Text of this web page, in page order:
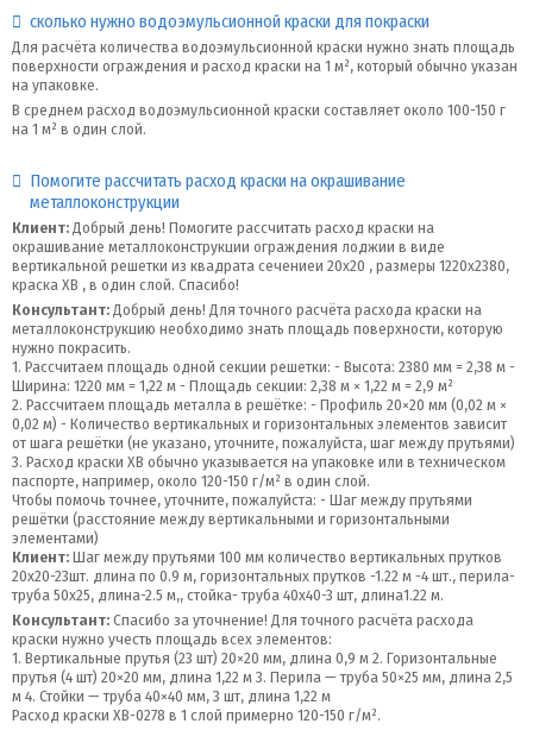
сколько нужно водоэмульсионной краски для покраски
Для расчёта количества водоэмульсионной краски нужно знать площадь
поверхности ограждения и расход краски на 1 м², который обычно указан
на упаковке.
В среднем расход водоэмульсионной краски составляет около 100-150 г
на 1 м² в один слой.
Помогите рассчитать расход краски на окрашивание
металлоконструкции
Клиент:Добрый день! Помогите рассчитать расход краски на
окрашивание металлоконструкции ограждения лоджии в виде
вертикальной решетки из квадрата сечениеи 20х20 , размеры 1220х2380,
краска ХВ , в один слой. Спасибо!
Консультант:Добрый день! Для точного расчёта расхода краски на
металлоконструкцию необходимо знать площадь поверхности, которую
нужно покрасить.
1. Рассчитаем площадь одной секции решетки: - Высота: 2380 мм = 2,38 м -
Ширина: 1220 мм = 1,22 м - Площадь секции: 2,38 м × 1,22 м = 2,9 м²
2. Рассчитаем площадь металла в решётке: - Профиль 20×20 мм (0,02 м ×
0,02 м) - Количество вертикальных и горизонтальных элементов зависит
от шага решётки (не указано, уточните, пожалуйста, шаг между прутьями)
3. Расход краски ХВ обычно указывается на упаковке или в техническом
паспорте, например, около 120-150 г/м² в один слой.
Чтобы помочь точнее, уточните, пожалуйста: - Шаг между прутьями
решётки (расстояние между вертикальными и горизонтальными
элементами)
Клиент:Шаг между прутьями 100 мм количество вертикальных прутков
20х20-23шт. длина по 0.9 м, горизонтальных прутков -1.22 м -4 шт., перила-
труба 50х25, длина-2.5 м,, стойка- труба 40х40-3 шт, длина1.22 м.
Консультант:Спасибо за уточнение! Для точного расчёта расхода
краски нужно учесть площадь всех элементов:
1. Вертикальные прутья (23 шт) 20×20 мм, длина 0,9 м 2. Горизонтальные
прутья (4 шт) 20×20 мм, длина 1,22 м 3. Перила — труба 50×25 мм, длина 2,5
м 4. Стойки — труба 40×40 мм, 3 шт, длина 1,22 м
Расход краски ХВ-0278 в 1 слой примерно 120-150 г/м².